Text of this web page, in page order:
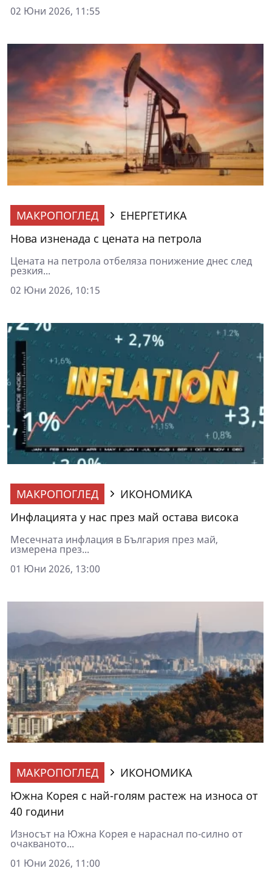
02 Юни 2026, 11:55
МАКРОПОГЛЕД
ЕНЕРГЕТИКА
Нова изненада с цената на петрола
Цената на петрола отбеляза понижение днес след
резкия...
02 Юни 2026, 10:15
МАКРОПОГЛЕД
ИКОНОМИКА
Инфлацията у нас през май остава висока
Mесечната инфлация в България през май,
измерена през...
01 Юни 2026, 13:00
МАКРОПОГЛЕД
ИКОНОМИКА
Южна Корея с най-голям растеж на износа от
40 години
Износът на Южна Корея е нараснал по-силно от
очакваното...
01 Юни 2026, 11:00